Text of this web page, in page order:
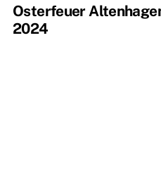
Osterfeuer
2024